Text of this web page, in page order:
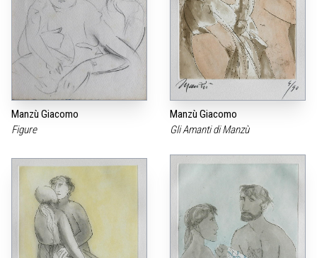
Manzù Giacomo
Figure
Manzù Giacomo
Gli Amanti di Manzù